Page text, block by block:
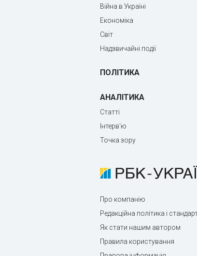
Війна в Україні
Економіка
Світ
Надзвичайні події
ПОЛІТИКА
АНАЛІТИКА
Статті
Інтерв'ю
Точка зору
Про компанію
Редакційна політика і
Як стати нашим автором
Правила користування